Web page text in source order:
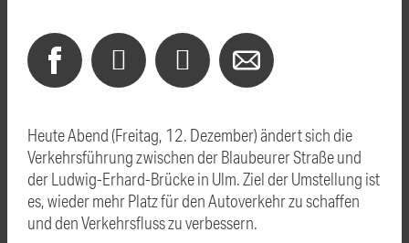
Heute Abend (Freitag, 12. Dezember) ändert sich die
Verkehrsführung zwischen der Blaubeurer Straße und
der Ludwig-Erhard-Brücke in Ulm. Ziel der Umstellung ist
es, wieder mehr Platz für den Autoverkehr zu schaffen
und den Verkehrsfluss zu verbessern.